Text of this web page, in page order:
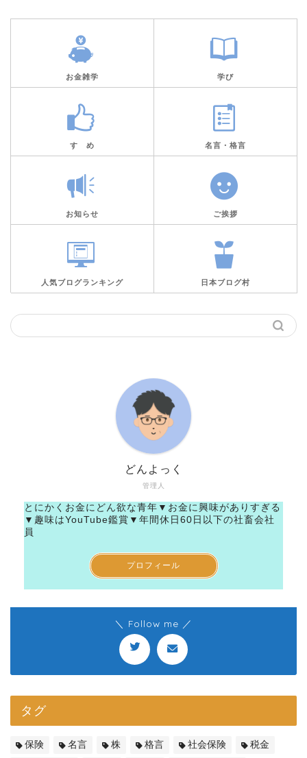
お金雑学 学び
すゝめ 名言・格言
お知らせ ご挨拶
人気ブログランキング 日本ブログ村
管理人
どんよっく
とにかくお金にどん欲な青年▼お金に興味がありすぎる
▼趣味はYouTube鑑賞▼年間休日60日以下の社畜会社
員
プロフィール
＼ Follow me ／
タグ
保険 名言 株 格言 社会保険 税金